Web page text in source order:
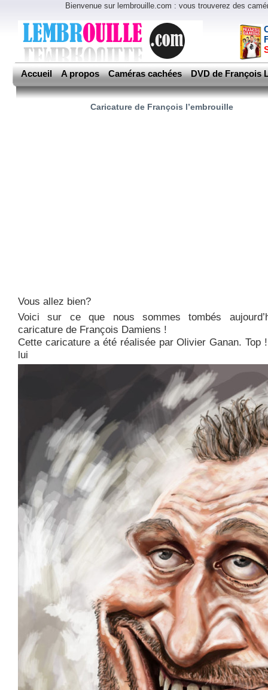
Bienvenue sur lembrouille.com : vous trouverez des
Accueil A propos Caméras cachées DVD de François
Caricature de François l’embrouille
Vous allez bien?
Voici sur ce que nous sommes tombés
caricature de François Damiens !
Cette caricature a été réalisée par Olivier Ganan. Top
lui